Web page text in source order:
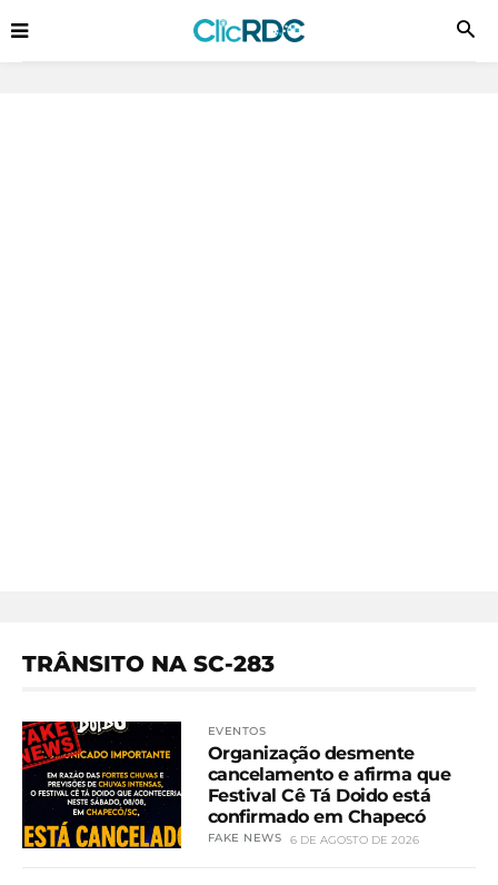
TRÂNSITO NA SC-283
EVENTOS
Organização desmente
cancelamento e afirma que
Festival Cê Tá Doido está
confirmado em Chapecó
FAKE NEWS 6 DE AGOSTO DE 2026